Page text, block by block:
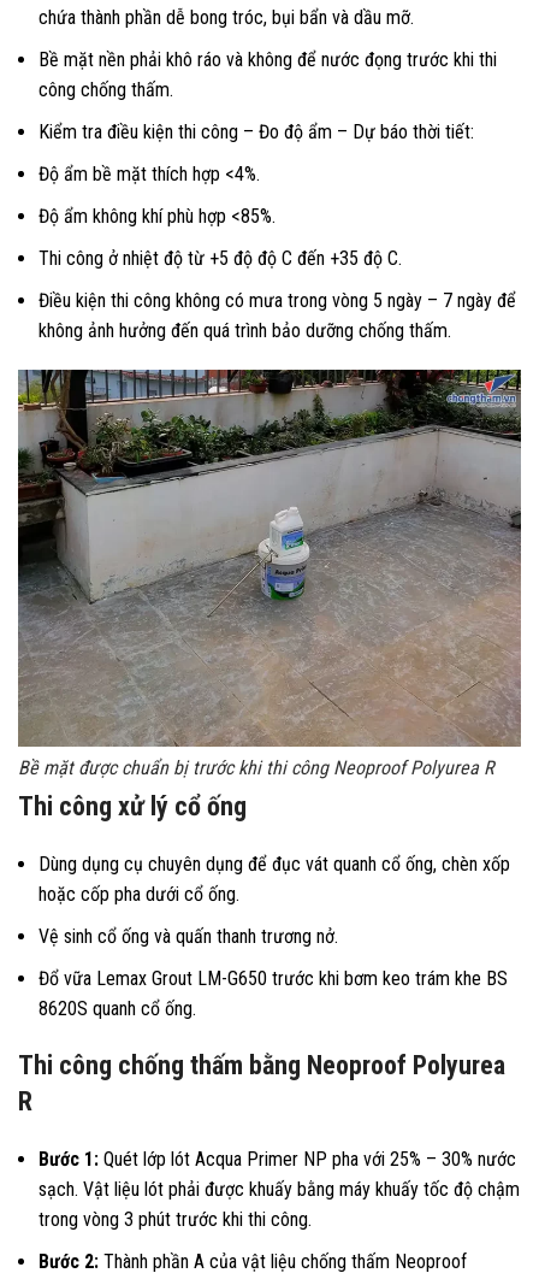
chứa thành phần dễ bong tróc, bụi bẩn và dầu mỡ.
Bề mặt nền phải khô ráo và không để nước đọng trước khi thi
công chống thấm.
Kiểm tra điều kiện thi công – Đo độ ẩm – Dự báo thời tiết:
Độ ẩm bề mặt thích hợp <4%.
Độ ẩm không khí phù hợp <85%.
Thi công ở nhiệt độ từ +5 độ độ C đến +35 độ C.
Điều kiện thi công không có mưa trong vòng 5 ngày – 7 ngày để
không ảnh hưởng đến quá trình bảo dưỡng chống thấm.
Bề mặt được chuẩn bị trước khi thi công Neoproof Polyurea R
Thi công xử lý cổ ống
Dùng dụng cụ chuyên dụng để đục vát quanh cổ ống, chèn xốp
hoặc cốp pha dưới cổ ống.
Vệ sinh cổ ống và quấn thanh trương nở.
Đổ vữa Lemax Grout LM-G650 trước khi bơm keo trám khe BS
8620S quanh cổ ống.
Thi công chống thấm bằng Neoproof Polyurea
R
Bước 1: Quét lớp lót Acqua Primer NP pha với 25% – 30% nước
sạch. Vật liệu lót phải được khuấy bằng máy khuấy tốc độ chậm
trong vòng 3 phút trước khi thi công.
Bước 2: Thành phần A của vật liệu chống thấm Neoproof